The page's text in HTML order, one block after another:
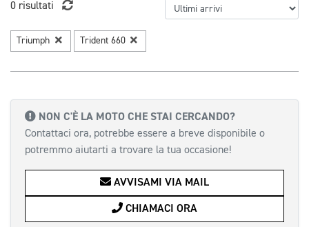
0 risultati
Triumph Trident 660
NON C'È LA MOTO CHE STAI CERCANDO?
Contattaci ora, potrebbe essere a breve disponibile o
potremmo aiutarti a trovare la tua occasione!
AVVISAMI VIA MAIL
CHIAMACI ORA